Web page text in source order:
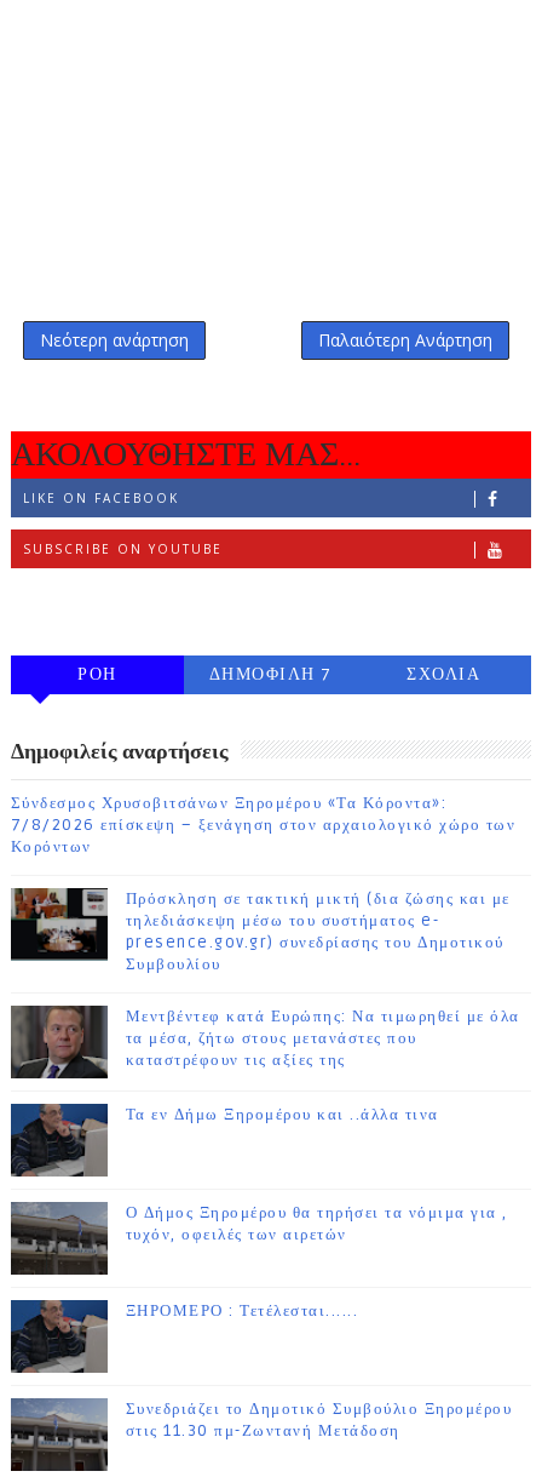
Νεότερη ανάρτηση Παλαιότερη Ανάρτηση
ΑΚΟΛΟΥΘΗΣΤΕ ΜΑΣ...
LIKE ON FACEBOOK
SUBSCRIBE ON YOUTUBE
ΡΟΗ
ΔΗΜΟΦΙΛΗ 7
ΣΧΟΛΙΑ
Δημοφιλείς αναρτήσεις
Σύνδεσμος Χρυσοβιτσάνων Ξηρομέρου «Τα Κόροντα»:
7/8/2026 επίσκεψη – ξενάγηση στον αρχαιολογικό χώρο των
Κορόντων
Πρόσκληση σε τακτική μικτή (δια ζώσης και με
τηλεδιάσκεψη μέσω του συστήματος e-
presence.gov.gr) συνεδρίασης του Δημοτικού
Συμβουλίου
Μεντβέντεφ κατά Ευρώπης: Να τιμωρηθεί με όλα
τα μέσα, ζήτω στους μετανάστες που
καταστρέφουν τις αξίες της
Τα εν Δήμω Ξηρομέρου και ..άλλα τινα
Ο Δήμος Ξηρομέρου θα τηρήσει τα νόμιμα για ,
τυχόν, οφειλές των αιρετών
ΞΗΡΟΜΕΡΟ : Τετέλεσται......
Συνεδριάζει το Δημοτικό Συμβούλιο Ξηρομέρου
στις 11.30 πμ-Ζωντανή Μετάδοση